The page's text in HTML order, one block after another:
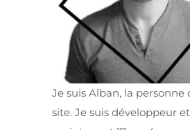
Je suis Alban, la personne
site. Je suis développeur